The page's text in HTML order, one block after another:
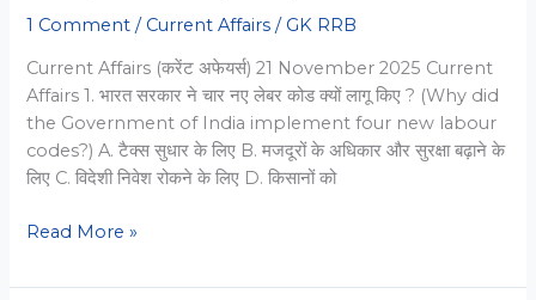
1 Comment / Current Affairs / GK RRB
Current Affairs (करेंट अफेयर्स) 21 November 2025 Current
Affairs 1. भारत सरकार ने चार नए लेबर कोड क्यों लागू किए ? (Why did
the Government of India implement four new labour
codes?) A. टैक्स सुधार के लिए B. मजदूरों के अधिकार और सुरक्षा बढ़ाने के
लिए C. विदेशी निवेश रोकने के लिए D. किसानों को
21
2025
Read More »